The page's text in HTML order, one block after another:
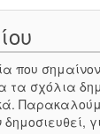
που
τα σχόλια